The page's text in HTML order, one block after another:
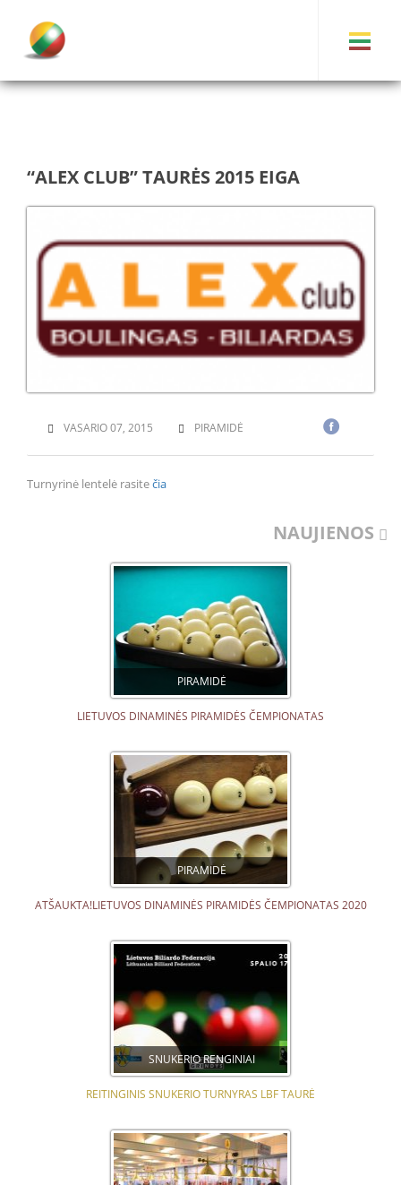
“ALEX CLUB” TAURĖS 2015 EIGA
VASARIO 07, 2015 PIRAMIDĖ
Turnyrinė lentelė rasitečia
NAUJIENOS
PIRAMIDĖ
LIETUVOS DINAMINĖS PIRAMIDĖS ČEMPIONATAS
PIRAMIDĖ
ATŠAUKTA!LIETUVOS DINAMINĖS PIRAMIDĖS ČEMPIONATAS 2020
SNUKERIO RENGINIAI
REITINGINIS SNUKERIO TURNYRAS LBF TAURĖ